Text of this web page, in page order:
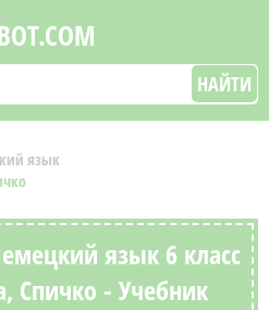
НАЙТИ
язык
язык 6 класс
Спичко - Учебник